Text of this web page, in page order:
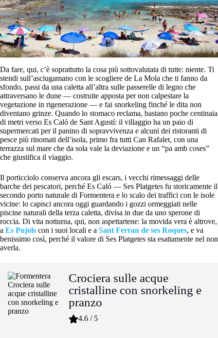
Da fare, qui, c’è soprattutto la cosa più sottovalutata di tutte: niente. Ti
stendi sull’asciugamano con le scogliere de La Mola che ti fanno da
sfondo, passi da una caletta all’altra sulle passerelle di legno che
attraversano le dune — costruite apposta per non calpestare la
vegetazione in rigenerazione — e fai snorkeling finché le dita non
diventano grinze. Quando lo stomaco reclama, bastano poche centinaia
di metri verso Es Caló de Sant Agustí: il villaggio ha un paio di
supermercati per il panino di sopravvivenza e alcuni dei ristoranti di
pesce più rinomati dell’isola, primo fra tutti Can Rafalet, con una
terrazza sul mare che da sola vale la deviazione e un “pa amb coses”
che giustifica il viaggio.
Il porticciolo conserva ancora gli escars, i vecchi rimessaggi delle
barche dei pescatori, perché Es Caló — Ses Platgetes fu storicamente il
secondo porto naturale di Formentera e lo scalo dei traffici con le isole
vicine: lo capisci ancora oggi guardando i gozzi ormeggiati nelle
piscine naturali della terza caletta, divisa in due da uno sperone di
roccia. Di vita notturna, qui, non aspettartene: la movida vera è altrove,
a Es Pujols con i suoi locali e a Sant Ferran de ses Roques, e va
benissimo così, perché il valore di Ses Platgetes sta esattamente nel non
averla.
Crociera sulle acque
cristalline con snorkeling e
pranzo
4.6 / 5